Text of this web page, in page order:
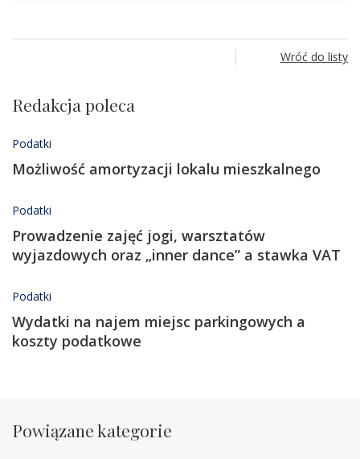
Wróć do listy
Redakcja poleca
Podatki
Możliwość amortyzacji lokalu mieszkalnego
Podatki
Prowadzenie zajęć jogi, warsztatów
wyjazdowych oraz „inner dance” a stawka VAT
Podatki
Wydatki na najem miejsc parkingowych a
koszty podatkowe
Powiązane kategorie